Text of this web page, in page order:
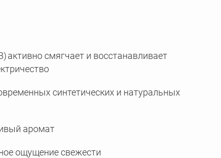
активно смягчает и восстанавливает
синтетических и натуральных
аромат
ощущение свежести